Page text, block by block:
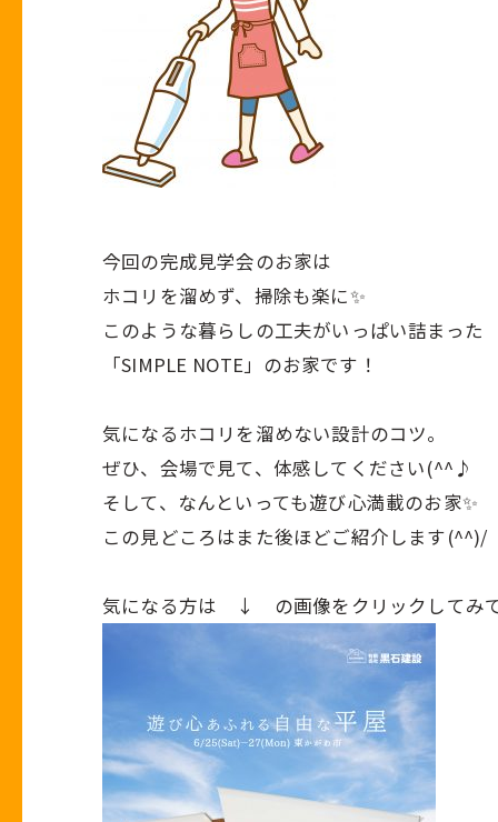
今回の完成見学会のお家は
ホコリを溜めず、掃除も楽に✨
このような暮らしの工夫がいっぱい詰まった
「SIMPLE NOTE」のお家です！
気になるホコリを溜めない設計のコツ。
ぜひ、会場で見て、体感してください(^^♪
そして、なんといっても遊び心満載のお家✨
この見どころはまた後ほどご紹介します(^^)/
気になる方は ↓ の画像をクリックしてみ